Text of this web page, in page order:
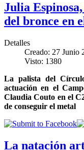
Julia
del bronce en
Detalles
Creado: 27 Junio
Visto: 1380
La palista del
actuación en el
Claudia Couto en el
de conseguir el metal
La natación